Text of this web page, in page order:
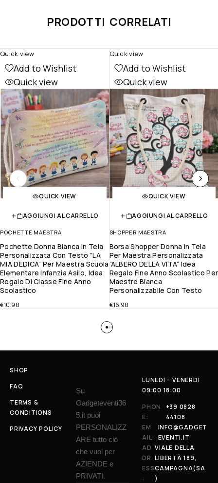
PRODOTTI CORRELATI
Add to Wishlist
Quick view
QUICK VIEW
AGGIUNGI AL CARRELLO
POCHETTE MAESTRA
Pochette Donna Bianca In Tela
Personalizzata Con Testo ”LA
MIA DEDICA” Per Maestra Scuola
Elementare Infanzia Asilo, Idea
Regalo Di Classe Fine Anno
Scolastico
€10.90
Quick view
Add to Wishlist
Quick view
QUICK VIEW
AGGIUNGI AL CARRELLO
SHOPPER MAESTRA
Borsa Shopper Donna In Tela
Per Maestra Personalizzata
”ALBERO DELLA VITA” Idea
Regalo Fine Anno Scolastico Per
Maestre Bianca
Personalizzabile Con Testo
€16.90
Quick view
SHOP
FAQ
TERMS &
CONDITIONS
PRIVACY POLICY
Su
Gadgeteventi36
5.it puoi
PERSONALIZZ
ARE tutto ciò
che vuoi per
AZIENDE e
PRIVATI.
LUNEDI - VENERDI
09:00 18:00
PHON
E:
+39 0828
44108
EM
AIL:
INFO@GADGET
EVENTI.IT
AD
DR
ESS
:
VIALE DELLA
LIBERTÀ 189,
CAMPAGNA(SA
)